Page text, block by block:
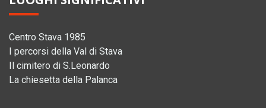
Centro Stava 1985
I percorsi della Val di Stava
Il cimitero di S.Leonardo
La chiesetta della Palanca